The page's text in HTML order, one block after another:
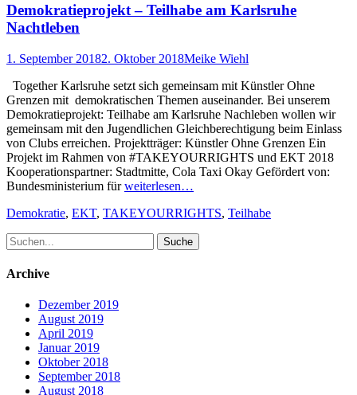
Demokratieprojekt – Teilhabe am Karlsruhe
Nachtleben
Posted
1. September 20182. Oktober 2018Author
Meike Wiehl
Together Karlsruhe setzt sich gemeinsam mit Künstler Ohne
Grenzen mit demokratischen Themen auseinander. Bei unserem
Demokratieprojekt: Teilhabe am Karlsruhe Nachleben wollen wir
gemeinsam mit den Jugendlichen Gleichberechtigung beim Einlass
von Clubs erreichen. Projektträger: Künstler Ohne Grenzen Ein
Projekt im Rahmen von #TAKEYOURRIGHTS und EKT 2018
Kooperationspartner: Stadtmitte, Cola Taxi Okay Gefördert von:
Bundesministerium fürweiterlesen…
Schlagworte
Demokratie, EKT, TAKEYOURRIGHTS, Teilhabe
Suche
nach:
Archive
Dezember 2019
August 2019
April 2019
Januar 2019
Oktober 2018
September 2018
August 2018